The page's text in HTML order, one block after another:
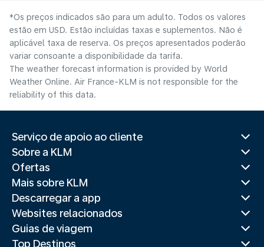
*Os preços indicados são para um adulto. Todos os valores
estão em USD. Estão incluídas taxas e suplementos. Não é
aplicável taxa de reserva. Os preços apresentados poderão
variar consoante a disponibilidade da tarifa.
The weather forecast information is provided by World
Weather Online. Air France-KLM is not responsible for the
reliability of this data.
Serviço de apoio ao cliente
Sobre a KLM
Ofertas
Mais sobre KLM
Descarregar a app
Websites relacionados
Guias de viagem
Top Destinos